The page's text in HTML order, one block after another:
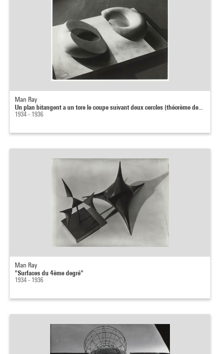
Man Ray
Un plan bitangent a un tore le coupe suivant deux cercles (théorème de...
1934 - 1936
Man Ray
"Surfaces du 4ème degré"
1934 - 1936